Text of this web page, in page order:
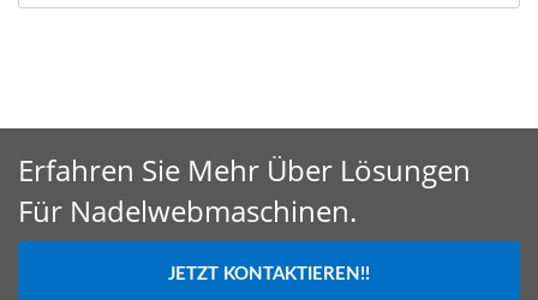
Erfahren Sie Mehr Über Lösungen
Für Nadelwebmaschinen.
JETZT KONTAKTIEREN!!